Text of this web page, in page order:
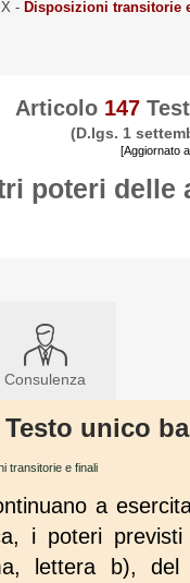
- Disposizioni transitorie
Articolo 147
(D.lgs. 1
[Aggiornato
poteri delle
Consulenza
unico
transitorie e finali
a
i poteri
lettera b),